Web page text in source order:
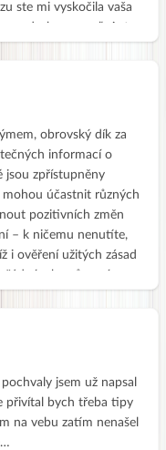
a těším se na další
ste mi vyskočila vaša
čočkovej
chutná😊
správna cesta za
pár dní tretie vnúča,
tak potrebujem
ale aspoň som našla
že na takéto zmeny
ale verím že sa
žiť. Ste úžasní.
úspechov.
obrovský dík za
informací o
jsou zpřístupněny
mohou účastnit různých
pozitivních změn
– k ničemu nenutíte,
i ověření užitých zásad
shlédnutí videa
Strakatým.
přístup k životu!
jsem už napsal
přivítal bych třeba tipy
na vebu zatím nenašel